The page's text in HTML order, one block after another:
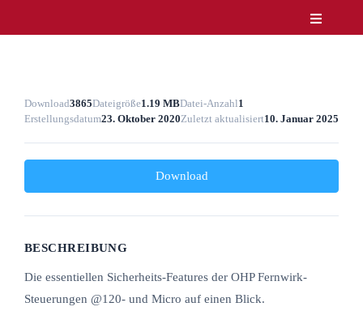
Inhalt
Toggle
Service
Lösungen & Märkte
Referenzen
Download3865Dateigröße1.19 MBDatei-Anzahl1
Erstellungsdatum23. Oktober 2020Zuletzt aktualisiert10. Januar 2025
Download
BESCHREIBUNG
Die essentiellen Sicherheits-Features der OHP Fernwirk-
Steuerungen @120- und Micro auf einen Blick.